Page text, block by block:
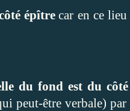
épître car en ce
du fond est du
peut-être verbale)